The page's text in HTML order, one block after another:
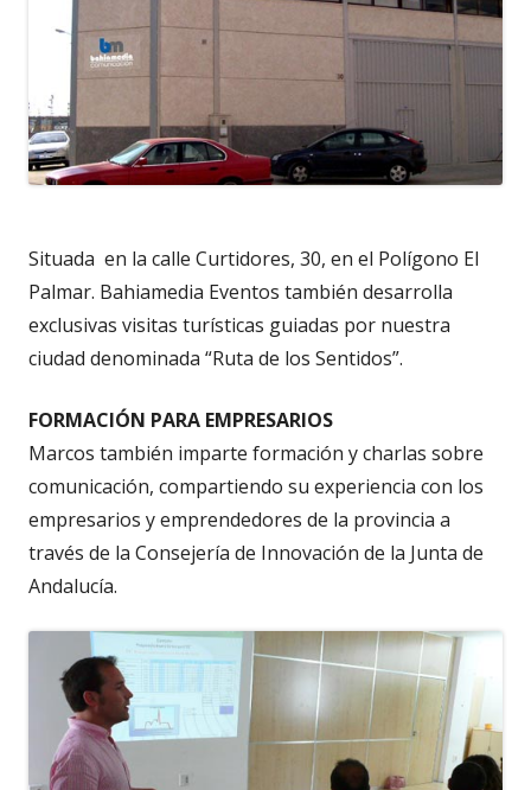
Situada en la calle Curtidores, 30, en el Polígono El
Palmar. Bahiamedia Eventos también desarrolla
exclusivas visitas turísticas guiadas por nuestra
ciudad denominada “Ruta de los Sentidos”.
FORMACIÓN PARA EMPRESARIOS
Marcos también imparte formación y charlas sobre
comunicación, compartiendo su experiencia con los
empresarios y emprendedores de la provincia a
través de la Consejería de Innovación de la Junta de
Andalucía.